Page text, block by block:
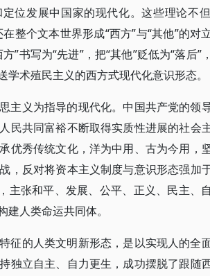
位发展中国家的现代化。这些理论不
整个文本世界形成“西方”与“其他”的对
”书写为“先进”，把“其他”贬低为“落后”
术殖民主义的西方式现代化意识形态。
主义为指导的现代化。中国共产党的领
民共同富裕不断取得实质性进展的社会
优秀传统文化，洋为中用、古为今用，
，反对将资本主义制度与意识形态强加
主张和平、发展、公平、正义、民主、
人类命运共同体。
征的人类文明新形态，是以实现人的全
独立自主、自力更生，成功摆脱了跟随